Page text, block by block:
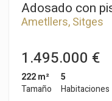
Adosado con
Ametllers, Sitges
1.495.000 €
222 m²
Tamaño
5
Habitaciones